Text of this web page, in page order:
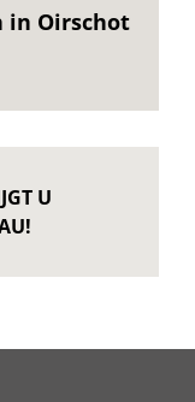
in Oirschot
U